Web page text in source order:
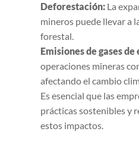
Deforestación: La
mineros puede llevar a
forestal.
Emisiones de gases
operaciones mineras
afectando el cambio
Es esencial que las
prácticas sostenibles y
estos impactos.